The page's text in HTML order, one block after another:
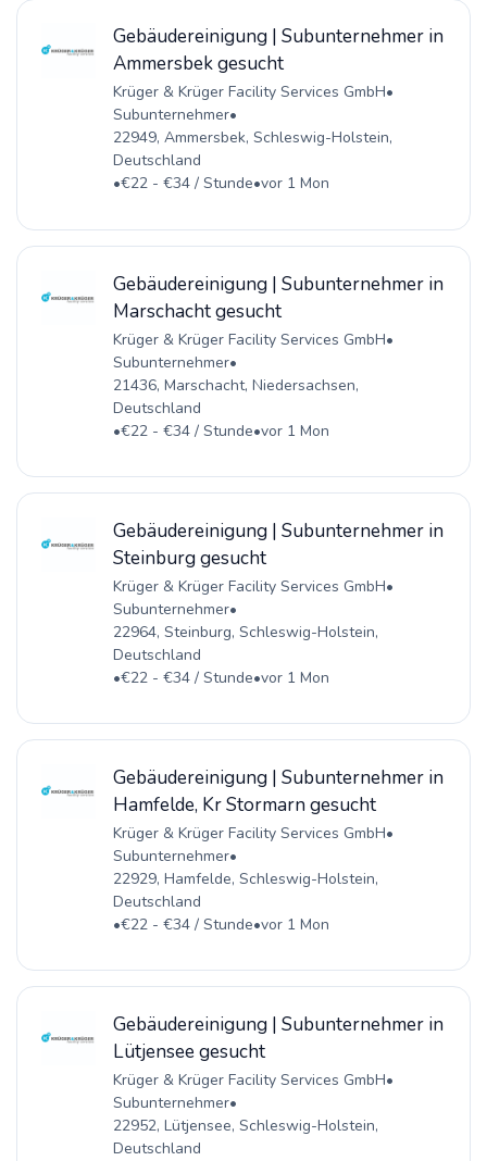
Gebäudereinigung | Subunternehmer in
Ammersbek gesucht
Krüger & Krüger Facility Services GmbH•
Subunternehmer•
22949, Ammersbek, Schleswig-Holstein,
Deutschland
•€22 - €34 / Stunde•vor 1 Mon
Gebäudereinigung | Subunternehmer in
Marschacht gesucht
Krüger & Krüger Facility Services GmbH•
Subunternehmer•
21436, Marschacht, Niedersachsen,
Deutschland
•€22 - €34 / Stunde•vor 1 Mon
Gebäudereinigung | Subunternehmer in
Steinburg gesucht
Krüger & Krüger Facility Services GmbH•
Subunternehmer•
22964, Steinburg, Schleswig-Holstein,
Deutschland
•€22 - €34 / Stunde•vor 1 Mon
Gebäudereinigung | Subunternehmer in
Hamfelde, Kr Stormarn gesucht
Krüger & Krüger Facility Services GmbH•
Subunternehmer•
22929, Hamfelde, Schleswig-Holstein,
Deutschland
•€22 - €34 / Stunde•vor 1 Mon
Gebäudereinigung | Subunternehmer in
Lütjensee gesucht
Krüger & Krüger Facility Services GmbH•
Subunternehmer•
22952, Lütjensee, Schleswig-Holstein,
Deutschland